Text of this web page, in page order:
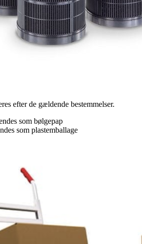
efter de gældende bestemmelser.
som bølgepap
som plastemballage